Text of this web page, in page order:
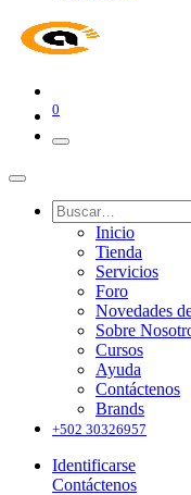
0
Inicio
Tienda
Servicios
Foro
Novedades
Sobre
Cursos
Ayuda
Contáctenos
Brands
+502 30326957
Identificarse
Contáctenos